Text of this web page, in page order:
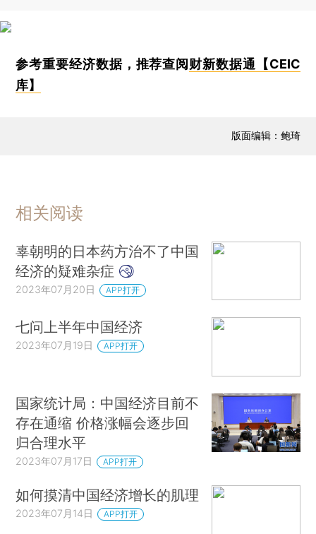
参考重要经济数据，推荐查阅 财新数据通【CEIC
库】
版面编辑：鲍琦
相关阅读
辜朝明的日本药方治不了中国
经济的疑难杂症
2023年07月20日 APP打开
七问上半年中国经济
2023年07月19日 APP打开
国家统计局：中国经济目前不
存在通缩 价格涨幅会逐步回
归合理水平
2023年07月17日 APP打开
如何摸清中国经济增长的肌理
2023年07月14日 APP打开